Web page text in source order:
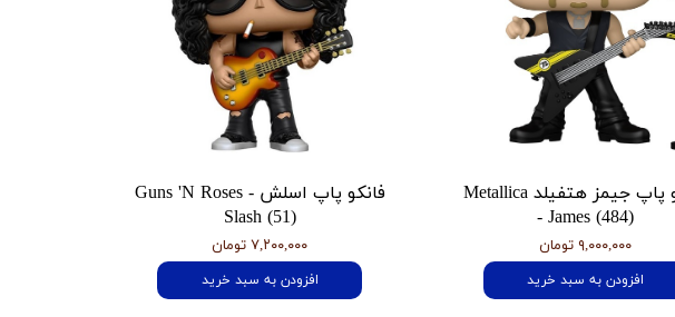
فانکو پاپ جیمز هتفیلد Metallica
- James (484)
۹,۰۰۰,۰۰۰ تومان
افزودن به سبد خرید
فانکو پاپ اسلش Guns 'N Roses -
Slash (51)
۷,۲۰۰,۰۰۰ تومان
افزودن به سبد خرید